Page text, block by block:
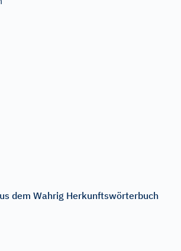
dem Wahrig Herkunftswörterbuch